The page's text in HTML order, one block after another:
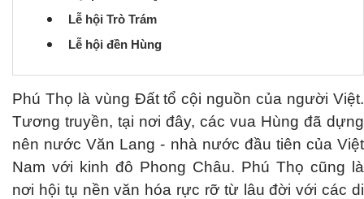
Lễ hội Trò Trám
Lễ hội đền Hùng
Phú Thọ là vùng Đất tổ cội nguồn của người Việt.
Tương truyền, tại nơi đây, các vua Hùng đã dựng
nên nước Văn Lang - nhà nước đầu tiên của Việt
Nam với kinh đô Phong Châu. Phú Thọ cũng là
nơi hội tụ nền văn hóa rực rỡ từ lâu đời với các di